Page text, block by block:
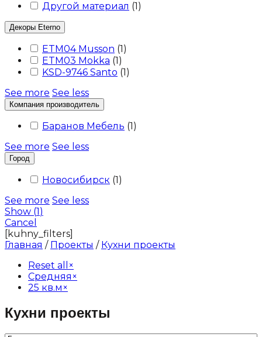
Другой материал (1)
Декоры Eterno
ETM04 Musson (1)
ETM03 Mokka (1)
KSD-9746 Santo (1)
See more See less
Компания производитель
Баранов Мебель (1)
See more See less
Город
Новосибирск (1)
See more See less
Show (1)
Cancel
[kuhny_filters]
Главная / Проекты / Кухни проекты
Reset all
×
Средняя ×
25 кв.м ×
Кухни проекты